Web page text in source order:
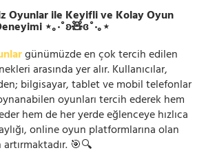
Oyunlar ile Keyifli ve Kolay Oyun
⋆｡‧˚ʚ🧸ɞ˚‧｡⋆
günümüzde en çok tercih edilen
arasında yer alır. Kullanıcılar,
bilgisayar, tablet ve mobil telefonlar
oyunları tercih ederek hem
hem de her yerde eğlenceye hızlıca
online oyun platformlarına olan
🎯🔍